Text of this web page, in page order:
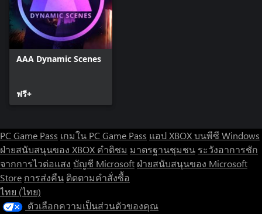
AAA Dynamic Scenes
ฟรี+
PC Game Pass เกมใน PC Game Pass แอป XBOX บนพีซี Windows
ฝ่ายสนับสนุนของ XBOX คำติชม มาตรฐานชุมชน ระวังอาการชัก
จากการไวต่อแสง บัญชี Microsoft ฝ่ายสนับสนุนของ Microsoft
Store การส่งคืน ติดตามคำสั่งซื้อ
ไทย (ไทย)
ตัวเลือกความเป็นส่วนตัวของคุณ